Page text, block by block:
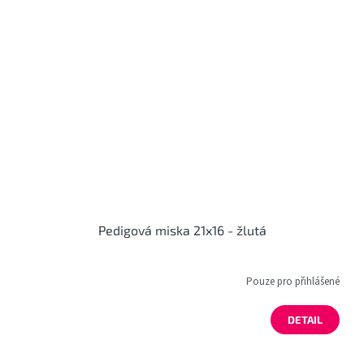
Pedigová miska 21x16 - žlutá
Pouze pro přihlášené
DETAIL